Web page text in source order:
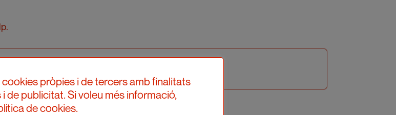
pròpies i de tercers amb finalitats
de publicitat. Si voleu més informació,
de cookies.